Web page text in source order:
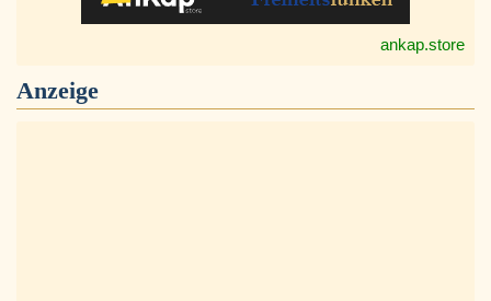
ankap.store
Anzeige